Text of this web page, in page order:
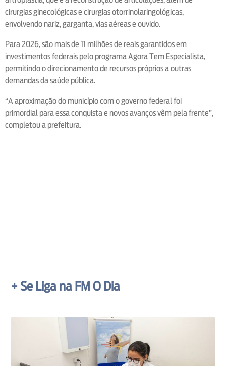
cirurgias ginecológicas e cirurgias otorrinolaringológicas,
envolvendo nariz, garganta, vias aéreas e ouvido.
Para 2026, são mais de 11 milhões de reais garantidos em
investimentos federais pelo programa Agora Tem Especialista,
permitindo o direcionamento de recursos próprios a outras
demandas da saúde pública.
“A aproximação do município com o governo federal foi
primordial para essa conquista e novos avanços vêm pela frente”,
completou a prefeitura.
+ Se Liga na FM O Dia